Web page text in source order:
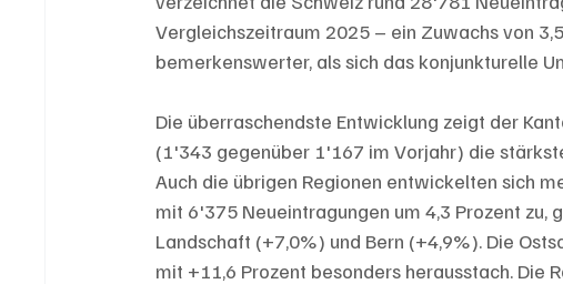
Vergleichszeitraum 2025 – ein Zuwachs von
bemerkenswerter, als sich das konjunkturelle
Die überraschendste Entwicklung zeigt der
(1'343 gegenüber 1'167 im Vorjahr) die
Auch die übrigen Regionen entwickelten sich
mit 6'375 Neueintragungen um 4,3 Prozent zu,
Landschaft (+7,0%) und Bern (+4,9%). Die
mit +11,6 Prozent besonders herausstach. Die